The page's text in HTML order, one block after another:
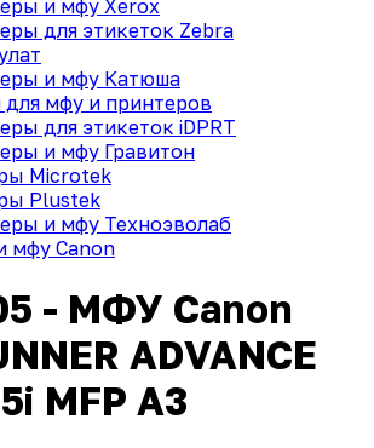
и мфу Xerox
для этикеток Zebra
и мфу Катюша
мфу и принтеров
для этикеток iDPRT
и мфу Гравитон
Microtek
Plustek
и мфу Техноэволаб
мфу Canon
- МФУ Canon
ADVANCE
MFP А3